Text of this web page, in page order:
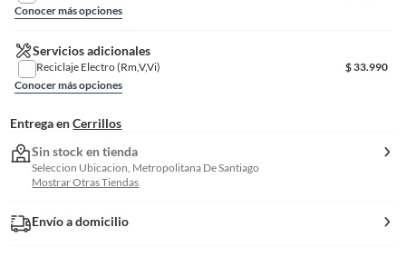
Conocer más opciones
Servicios adicionales
Reciclaje Electro (Rm,V,Vi) $33.990
Conocer más opciones
Entrega en Cerrillos
Sin stock en tienda
Seleccion Ubicacion, Metropolitana De Santiago
Mostrar Otras Tiendas
Envío a domicilio